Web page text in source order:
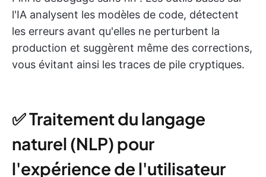
l'IA analysent les modèles de code, détectent
les erreurs avant qu'elles ne perturbent la
production et suggèrent même des corrections,
vous évitant ainsi les traces de pile cryptiques.
✅ Traitement du langage
naturel (NLP) pour
l'expérience de l'utilisateur